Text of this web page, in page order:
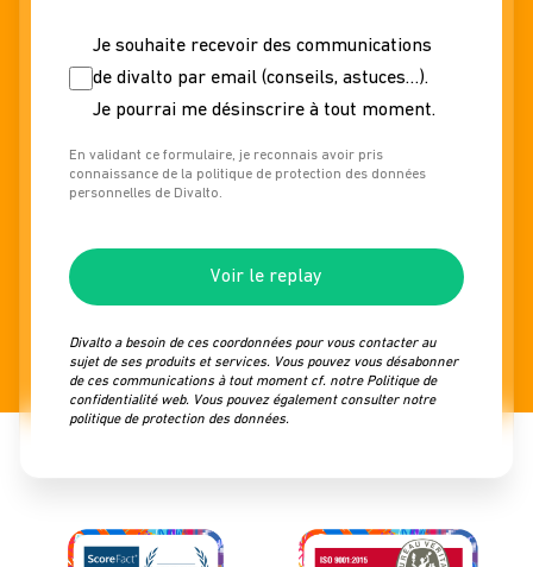
Nonewsletter
Je souhaite recevoir des communications
de divalto par email (conseils, astuces…).
Je pourrai me désinscrire à tout moment.
En validant ce formulaire, je reconnais avoir pris
connaissance de la politique de protection des données
personnelles de Divalto.
Voir le replay
Divalto a besoin de ces coordonnées pour vous contacter au
sujet de ses produits et services. Vous pouvez vous désabonner
de ces communications à tout moment cf. notre Politique de
confidentialité web. Vous pouvez également consulter notre
politique de protection des données.